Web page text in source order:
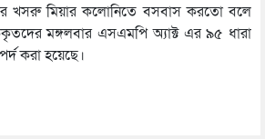
খসরু মিয়ার কলোনিতে বসবাস করতো বলে
মঙ্গলবার এসএমপি অ্যাক্ট এর ৯৫ ধারা
করা হয়েছে।